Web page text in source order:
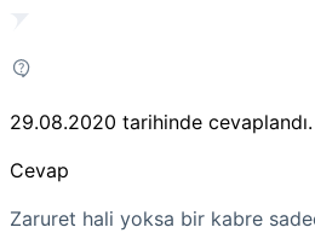
29.08.2020 tarihinde cevaplandı.
Cevap
Zaruret hali yoksa bir kabre